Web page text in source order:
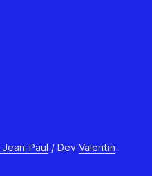
Paul / Dev Valentin